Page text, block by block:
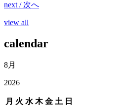
next / 次へ
view all
calendar
8月
2026
月 火 水 木 金 土 日